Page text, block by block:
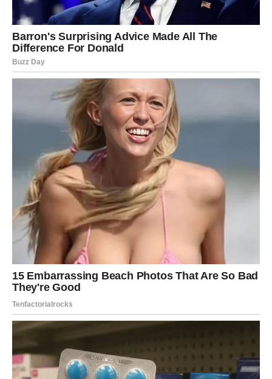
provjerenih metoda, umjerenosti i realnih očekivanja
svijest da nijedna pojedinačna navika ne može zamijeniti
cjelokupnu brigu o oralnom zdravlju.
Oglasi